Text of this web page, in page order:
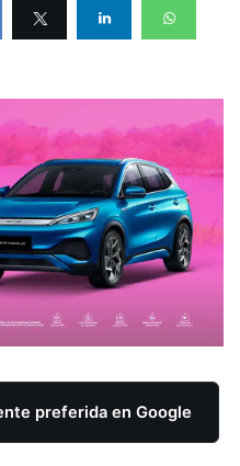
preferida en Google